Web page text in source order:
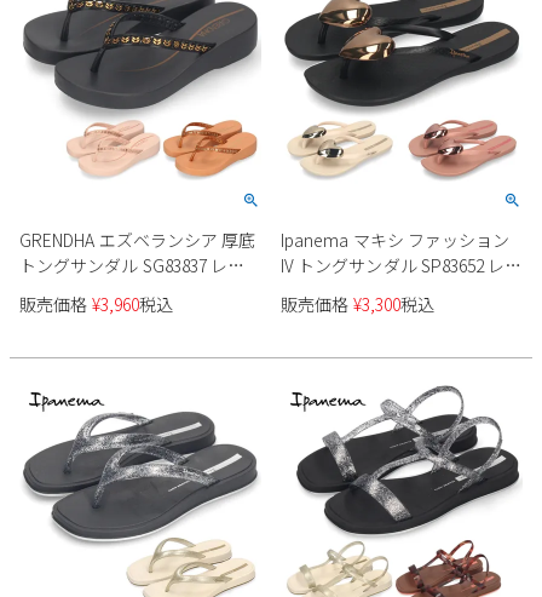
GRENDHA エズベランシア 厚底
トングサンダル SG83837 レデ
ィース
販売価格 ¥3,960税込
Ipanema マキシ ファッション
IV トングサンダル SP83652 レデ
ィース
販売価格 ¥3,300税込